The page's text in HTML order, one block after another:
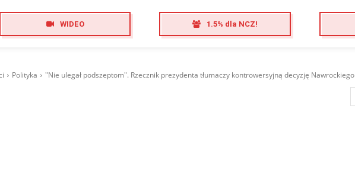
WIDEO 1.5% dla NCZ!
Polityka "Nie ulegał podszeptom". Rzecznik prezydenta tłumaczy kontrowersyjną decyzję Nawrockiego